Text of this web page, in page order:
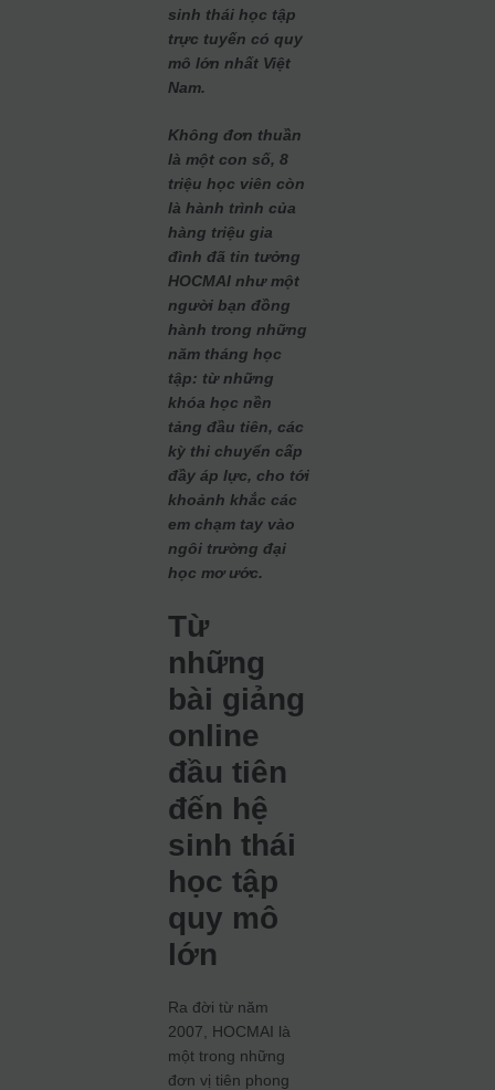
sinh thái học tập
trực tuyến có quy
mô lớn nhất Việt
Nam.
Không đơn thuần
là một con số, 8
triệu học viên còn
là hành trình của
hàng triệu gia
đình đã tin tưởng
HOCMAI như một
người bạn đồng
hành trong những
năm tháng học
tập: từ những
khóa học nền
tảng đầu tiên, các
kỳ thi chuyển cấp
đầy áp lực, cho tới
khoảnh khắc các
em chạm tay vào
ngôi trường đại
học mơ ước.
Từ
những
bài giảng
online
đầu tiên
đến hệ
sinh thái
học tập
quy mô
lớn
Ra đời từ năm
2007, HOCMAI là
một trong những
đơn vị tiên phong